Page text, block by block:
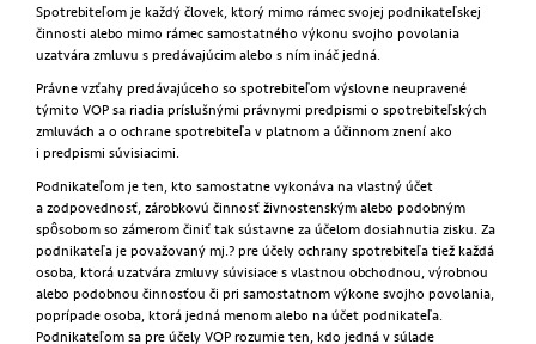
Spotrebiteľom je každý človek, ktorý mimo rámec svojej podnikateľskej
činnosti alebo mimo rámec samostatného výkonu svojho povolania
uzatvára zmluvu s predávajúcim alebo s ním ináč jedná.
Právne vzťahy predávajúceho so spotrebiteľom výslovne neupravené
týmito VOP sa riadia príslušnými právnymi predpismi o spotrebiteľských
zmluvách a o ochrane spotrebiteľa v platnom a účinnom znení ako
i predpismi súvisiacimi.
Podnikateľom je ten, kto samostatne vykonáva na vlastný účet
a zodpovednosť, zárobkovú činnosť živnostenským alebo podobným
spôsobom so zámerom činiť tak sústavne za účelom dosiahnutia zisku. Za
podnikateľa je považovaný mj.? pre účely ochrany spotrebiteľa tiež každá
osoba, ktorá uzatvára zmluvy súvisiace s vlastnou obchodnou, výrobnou
alebo podobnou činnosťou či pri samostatnom výkone svojho povolania,
poprípade osoba, ktorá jedná menom alebo na účet podnikateľa.
Podnikateľom sa pre účely VOP rozumie ten, kdo jedná v súlade